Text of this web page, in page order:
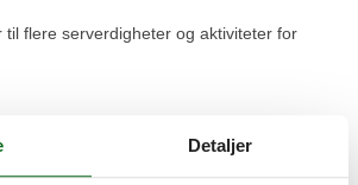
til flere serverdigheter og aktiviteter for
for nogle dejlige gåturer
Detaljer